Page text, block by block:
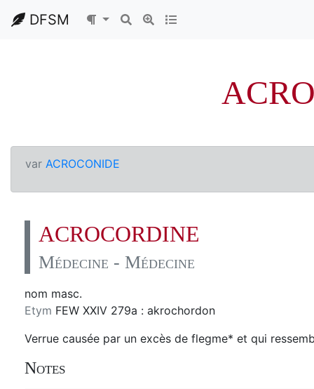
DFSM
var ACROCONIDE
ACROCORDINE
Médecine - Médecine
nom masc.
Etym FEW XXIV 279a : akrochordon
Verrue causée par un excès de flegme* et qui
Notes